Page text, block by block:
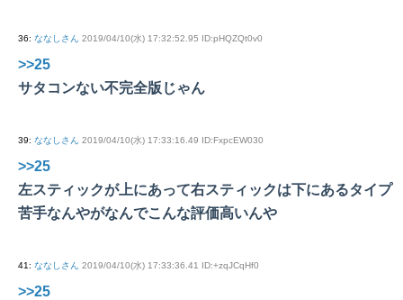
36: ななしさん 2019/04/10(水) 17:32:52.95 ID:pHQZQt0v0
>>25
サタコンない不完全版じゃん
39: ななしさん 2019/04/10(水) 17:33:16.49 ID:FxpcEW030
>>25
左スティックが上にあって右スティックは下にあるタイプ
苦手なんやがなんでこんな評価高いんや
41: ななしさん 2019/04/10(水) 17:33:36.41 ID:+zqJCqHf0
>>25